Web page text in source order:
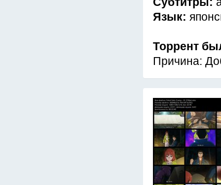
Язык:
Торрент
Причина: